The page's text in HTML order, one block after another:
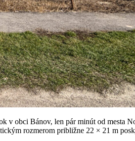
Bánov, len pár minút od mesta
rozmerom približne 22 × 21 m